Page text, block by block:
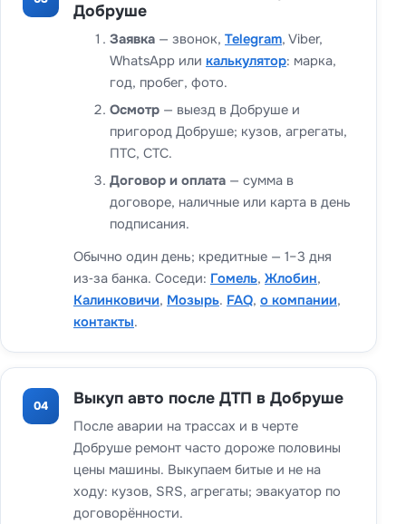
Добруше
Заявка — звонок, Telegram, Viber,
WhatsApp или калькулятор: марка,
год, пробег, фото.
Осмотр — выезд в Добруше и
пригород Добруше; кузов, агрегаты,
ПТС, СТС.
Договор и оплата — сумма в
договоре, наличные или карта в день
подписания.
Обычно один день; кредитные — 1–3 дня
из‑за банка. Соседи: Гомель, Жлобин,
Калинковичи, Мозырь. FAQ, о компании,
контакты.
04 Выкуп авто после ДТП в Добруше
После аварии на трассах и в черте
Добруше ремонт часто дороже половины
цены машины. Выкупаем битые и не на
ходу: кузов, SRS, агрегаты; эвакуатор по
договорённости.